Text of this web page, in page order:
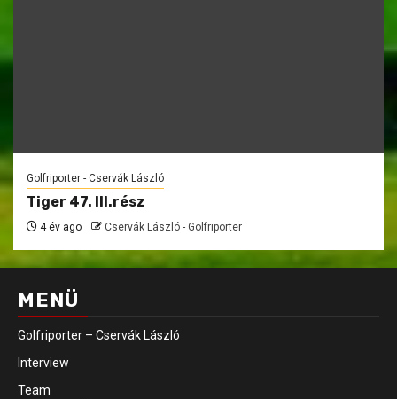
Golfriporter - Cservák László
Tiger 47. III.rész
4 év ago Cservák László - Golfriporter
MENÜ
Golfriporter – Cservák László
Interview
Team